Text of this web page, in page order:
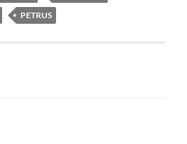
PETRUS